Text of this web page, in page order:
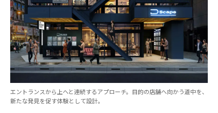
エントランスから上へと連続するアプローチ。目的の店舗へ向かう道中を、
新たな発見を促す体験として設計。